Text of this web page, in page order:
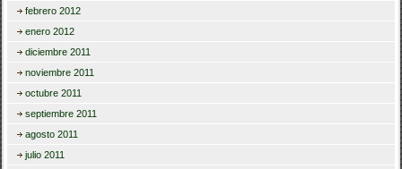
febrero 2012
enero 2012
diciembre 2011
noviembre 2011
octubre 2011
septiembre 2011
agosto 2011
julio 2011